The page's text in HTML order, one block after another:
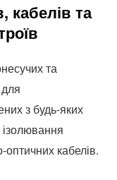
кабелів та
та
з будь-яких
кабелів.